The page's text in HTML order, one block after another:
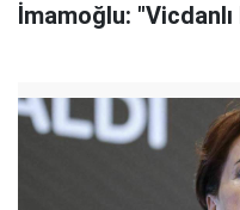
İmamoğlu: